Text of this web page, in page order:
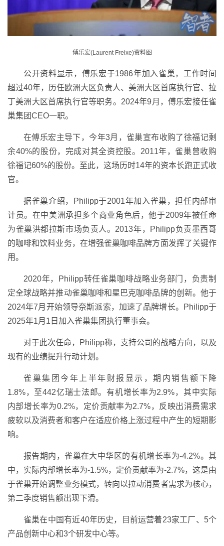
傅乐宏(Laurent Freixe)资料图
公开资料显示，傅乐宏于1986年加入雀巢，工作时间
超过40年，历任欧洲大区负责人、美洲大区首席执行官、拉
丁美洲大区首席执行官等职务。2024年9月，傅乐宏接任雀
巢集团CEO一职。
在傅乐宏主导下，今年3月，雀巢宣布收购了徐福记剩
余40%的股份，完成对其全资控股。2011年，雀巢曾收购
徐福记60%的股份。至此，这场历时14年的资本长跑正式收
官。
据雀巢介绍，Philipp于2001年加入雀巢，担任内部审
计员。在中美洲承担多个商业角色后，他于2009年被任命
为雀巢洪都拉斯市场负责人。2013年，Philipp负责墨西哥
的咖啡和饮料业务，在增强雀巢咖啡品牌方面发挥了关键作
用。
2020年，Philipp转任雀巢咖啡战略业务部门，负责制
定全球战略并推动雀巢咖啡和星巴克咖啡品牌的创新。他于
2024年7月开始领导奈斯派索，加速了品牌增长。Philipp于
2025年1月1日加入雀巢集团执行董事会。
对于此次任命，Philipp称，支持公司的战略方向，以及
现有的业绩提升行动计划。
雀巢集团今年上半年财报显示，期内销售额下降
1.8%，至442亿瑞士法郎。有机增长率为2.9%，其中实际
内部增长率为0.2%，定价贡献率为2.7%，反映出消费需求
疲软以及消费者和客户在适应价格上涨过程中产生的短期影
响。
报告期内，雀巢在大中华区的有机增长率为-4.2%。其
中，实际内部增长率为-1.5%，定价贡献率为-2.7%，这是由
于雀巢开始调整业务模式，转向以拉动消费者需求为核心，
第二季度销售额出现下滑。
雀巢在中国有近40年历史，目前运营着23家工厂、5个
产品创新中心和3个研发中心等。